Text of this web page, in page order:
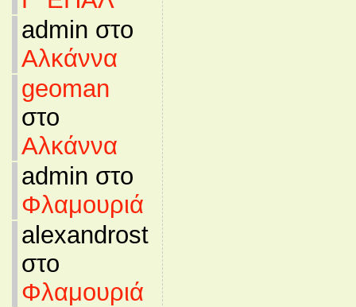
admin στο
Αλκάννα
geoman
στο
Αλκάννα
admin στο
Φλαμουριά
alexandrost
στο
Φλαμουριά